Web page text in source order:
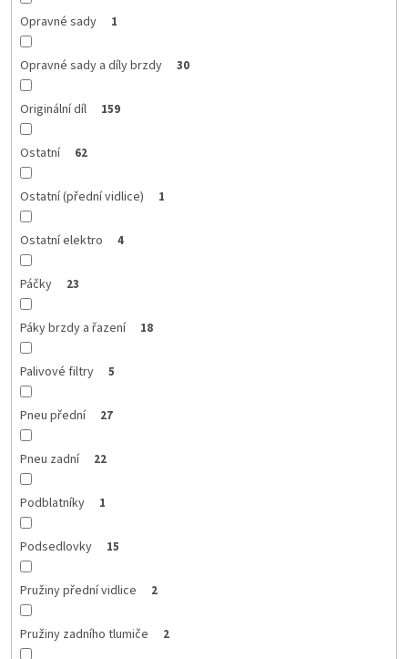
Opravné sady 1
Opravné sady a díly brzdy 30
Originální díl 159
Ostatní 62
Ostatní (přední vidlice) 1
Ostatní elektro 4
Páčky 23
Páky brzdy a řazení 18
Palivové filtry 5
Pneu přední 27
Pneu zadní 22
Podblatníky 1
Podsedlovky 15
Pružiny přední vidlice 2
Pružiny zadního tlumiče 2